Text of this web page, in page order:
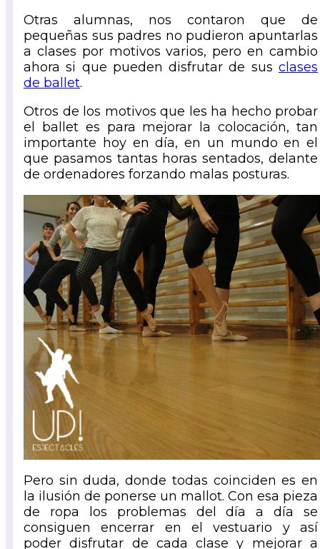
Otras alumnas, nos contaron que de
pequeñas sus padres no pudieron apuntarlas
a clases por motivos varios, pero en cambio
ahora si que pueden disfrutar de sus clases
de ballet.
Otros de los motivos que les ha hecho probar
el ballet es para mejorar la colocación, tan
importante hoy en día, en un mundo en el
que pasamos tantas horas sentados, delante
de ordenadores forzando malas posturas.
Pero sin duda, donde todas coinciden es en
la ilusión de ponerse un mallot. Con esa pieza
de ropa los problemas del día a día se
consiguen encerrar en el vestuario y así
poder disfrutar de cada clase y mejorar a